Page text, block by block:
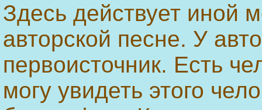
Здесь действует иной
авторской песне. У
первоисточник. Есть
могу увидеть этого